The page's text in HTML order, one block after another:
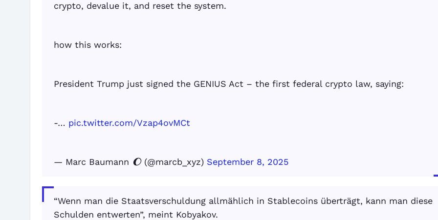
crypto, devalue it, and reset the system.
how this works:
President Trump just signed the GENIUS Act – the first federal crypto law, saying:
-… pic.twitter.com/Vzap4ovMCt
— Marc Baumann 🌔 (@marcb_xyz) September 8, 2025
“Wenn man die Staatsverschuldung allmählich in Stablecoins überträgt, kann man diese
Schulden entwerten”, meint Kobyakov.